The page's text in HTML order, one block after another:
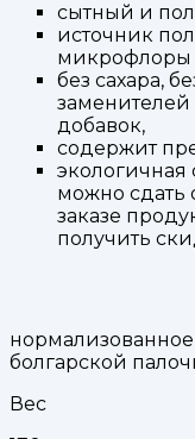
сытный и
источник
микрофлоры
без сахара,
добавок,
содержит
экологичная
можно сдать
заказе
получить
нормализованное
болгарской
Вес